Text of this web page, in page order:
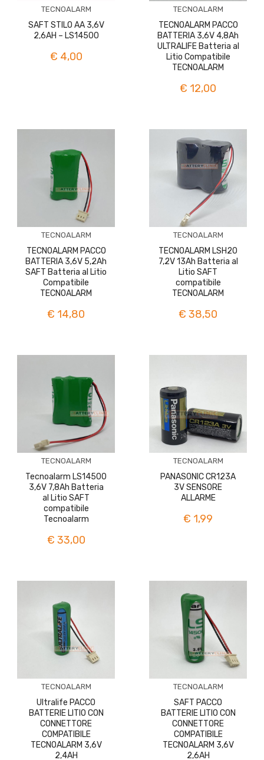
TECNOALARM
SAFT STILO AA 3,6V
2,6AH – LS14500
€ 4,00
TECNOALARM
TECNOALARM PACCO
BATTERIA 3,6V 4,8Ah
ULTRALIFE Batteria al
Litio Compatibile
TECNOALARM
€ 12,00
TECNOALARM
TECNOALARM PACCO
BATTERIA 3,6V 5,2Ah
SAFT Batteria al Litio
Compatibile
TECNOALARM
€ 14,80
TECNOALARM
TECNOALARM LSH20
7,2V 13Ah Batteria al
Litio SAFT
compatibile
TECNOALARM
€ 38,50
TECNOALARM
Tecnoalarm LS14500
3,6V 7,8Ah Batteria
al Litio SAFT
compatibile
Tecnoalarm
€ 33,00
TECNOALARM
PANASONIC CR123A
3V SENSORE
ALLARME
€ 1,99
TECNOALARM
Ultralife PACCO
BATTERIE LITIO CON
CONNETTORE
COMPATIBILE
TECNOALARM 3,6V
2,4AH
TECNOALARM
SAFT PACCO
BATTERIE LITIO CON
CONNETTORE
COMPATIBILE
TECNOALARM 3,6V
2,6AH